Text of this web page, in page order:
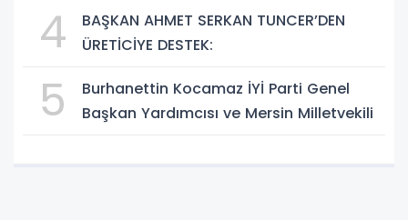
4
BAŞKAN AHMET SERKAN TUNCER’DEN
ÜRETİCİYE DESTEK:
5
Burhanettin Kocamaz İYİ Parti Genel
Başkan Yardımcısı ve Mersin Milletvekili